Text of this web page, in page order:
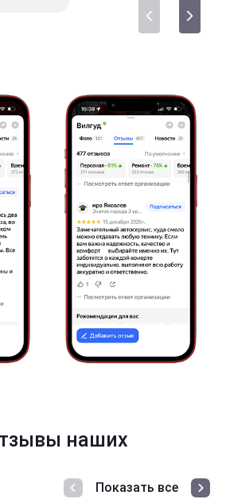
наших
Показать все